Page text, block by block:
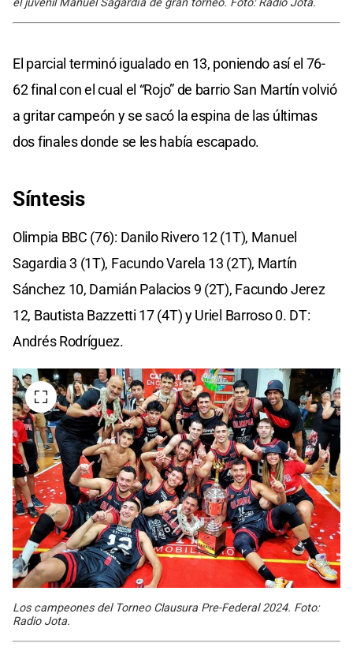
el juvenil Manuel Sagardía de gran torneo. Foto: Radio Jota.
El parcial terminó igualado en 13, poniendo así el 76-
62 final con el cual el “Rojo” de barrio San Martín volvió
a gritar campeón y se sacó la espina de las últimas
dos finales donde se les había escapado.
Síntesis
Olimpia BBC (76): Danilo Rivero 12 (1T), Manuel
Sagardia 3 (1T), Facundo Varela 13 (2T), Martín
Sánchez 10, Damián Palacios 9 (2T), Facundo Jerez
12, Bautista Bazzetti 17 (4T) y Uriel Barroso 0. DT:
Andrés Rodríguez.
Los campeones del Torneo Clausura Pre-Federal 2024. Foto:
Radio Jota.